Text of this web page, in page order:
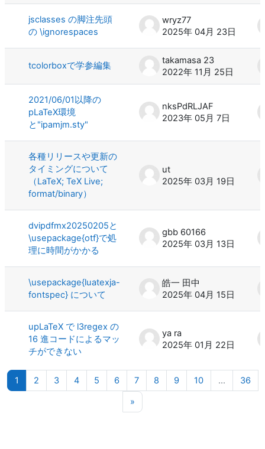
jsclasses の脚注先頭
の \ignorespaces
wryz77
2025年 04月 23日
tcolorboxで学参編集
takamasa 23
2022年 11月 25日
2021/06/01以降の
pLaTeX環境
と"ipamjm.sty"
nksPdRLJAF
2023年 05月 7日
各種リリースや更新の
タイミングについて
（LaTeX; TeX Live;
format/binary）
ut
2025年 03月 19日
dvipdfmx20250205と
\usepackage{otf}で処
理に時間がかかる
gbb 60166
2025年 03月 13日
\usepackage{luatexja-
fontspec} について
皓一 田中
2025年 04月 15日
upLaTeX で l3regex の
16 進コードによるマッ
チができない
ya ra
2025年 01月 22日
1 ページ 1
2ページ 2
3ページ 3
4ページ 4
5ページ 5
6ページ 6
7ページ 7
8ページ 8
9ページ 9
10ページ 10
… 36ペ
»次のページ